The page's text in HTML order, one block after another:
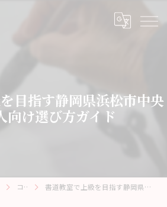
目指す静岡県浜松市中央
向け選び方ガイド
コラム 書道教室で上級を目指す静岡県浜松市中央区の大人向け選び方ガイド